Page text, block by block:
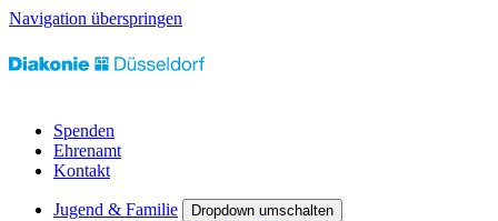
Navigation überspringen
Spenden
Ehrenamt
Kontakt
Jugend & Familie Dropdown umschalten